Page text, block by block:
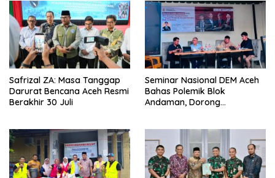
Safrizal ZA: Masa Tanggap
Darurat Bencana Aceh Resmi
Berakhir 30 Juli
Seminar Nasional DEM Aceh
Bahas Polemik Blok
Andaman, Dorong